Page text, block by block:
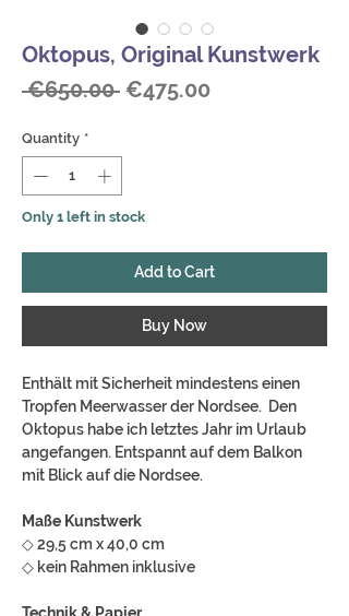
Oktopus, Original Kunstwerk
€650.00 Regular
€475.00Sale
Quantity *
Only 1 left in stock
Add to Cart
Buy Now
Enthält mit Sicherheit mindestens einen
Tropfen Meerwasser der Nordsee. Den
Oktopus habe ich letztes Jahr im Urlaub
angefangen. Entspannt auf dem Balkon
mit Blick auf die Nordsee.
Maße Kunstwerk
◇ 29,5 cm x 40,0 cm
◇ kein Rahmen inklusive